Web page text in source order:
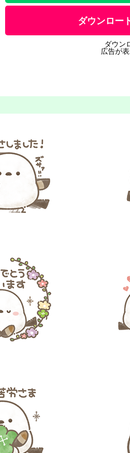
ダウンロー
ダウン
広告が